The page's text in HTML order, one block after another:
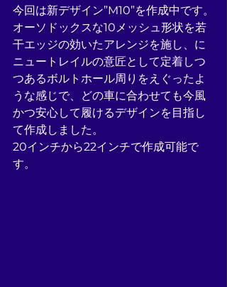
今回は新デザイン”M10”を作成中です。
オーソドックスな10メッシュ形状を若
干エッジの効いたアレンジを施し、に
ニュートレイルの意匠として定着しつ
つあるボルトホール周りをえぐったよ
うな感じで、どの車に合わせても今風
かつ安心して履けるデザインを目指し
て作成しました。
20インチから22インチで作成可能で
す。